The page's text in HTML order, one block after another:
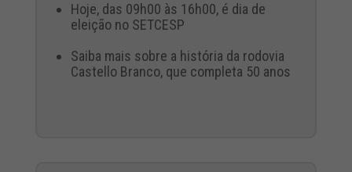
Hoje, das 09h00 às 16h00, é dia de
eleição no SETCESP
Saiba mais sobre a história da rodovia
Castello Branco, que completa 50 anos